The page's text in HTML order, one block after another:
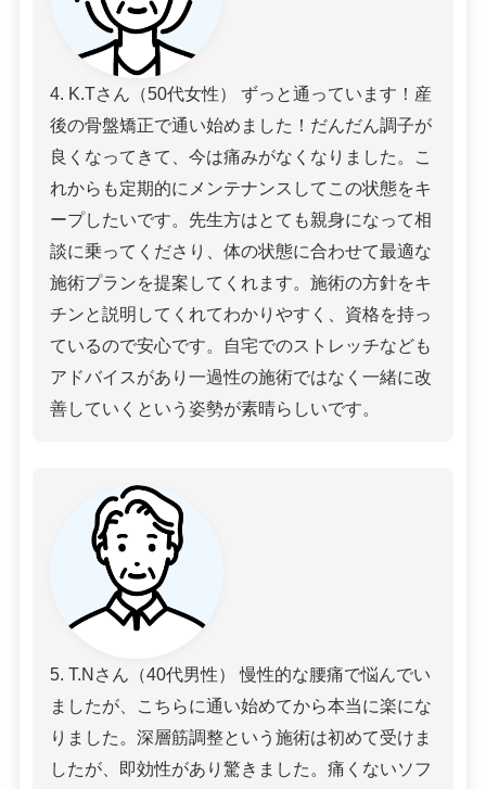
4. K.Tさん（50代女性） ずっと通っています！産
後の骨盤矯正で通い始めました！だんだん調子が
良くなってきて、今は痛みがなくなりました。こ
れからも定期的にメンテナンスしてこの状態をキ
ープしたいです。先生方はとても親身になって相
談に乗ってくださり、体の状態に合わせて最適な
施術プランを提案してくれます。施術の方針をキ
チンと説明してくれてわかりやすく、資格を持っ
ているので安心です。自宅でのストレッチなども
アドバイスがあり一過性の施術ではなく一緒に改
善していくという姿勢が素晴らしいです。
5. T.Nさん（40代男性） 慢性的な腰痛で悩んでい
ましたが、こちらに通い始めてから本当に楽にな
りました。深層筋調整という施術は初めて受けま
したが、即効性があり驚きました。痛くないソフ